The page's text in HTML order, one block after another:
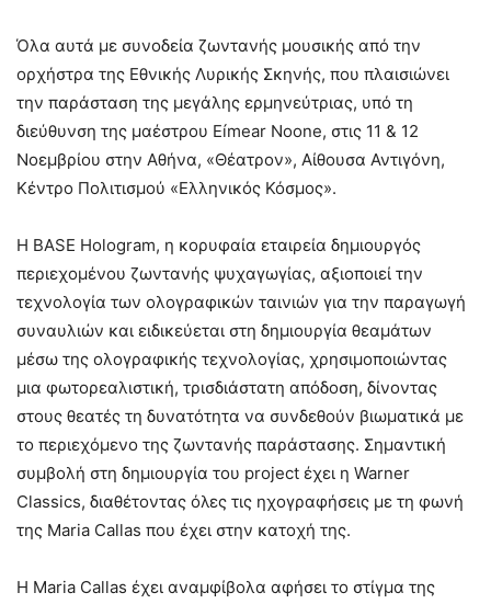
Όλα αυτά με συνοδεία ζωντανής μουσικής από την
ορχήστρα της Εθνικής Λυρικής Σκηνής, που πλαισιώνει
την παράσταση της μεγάλης ερμηνεύτριας, υπό τη
διεύθυνση της μαέστρου Eímear Noone, στις 11 & 12
Νοεμβρίου στην Αθήνα, «Θέατρον», Αίθουσα Αντιγόνη,
Κέντρο Πολιτισμού «Ελληνικός Κόσμος».
H BASE Hologram, η κορυφαία εταιρεία δημιουργός
περιεχομένου ζωντανής ψυχαγωγίας, αξιοποιεί την
τεχνολογία των ολογραφικών ταινιών για την παραγωγή
συναυλιών και ειδικεύεται στη δημιουργία θεαμάτων
μέσω της ολογραφικής τεχνολογίας, χρησιμοποιώντας
μια φωτορεαλιστική, τρισδιάστατη απόδοση, δίνoντας
στους θεατές τη δυνατότητα να συνδεθούν βιωματικά με
το περιεχόμενο της ζωντανής παράστασης. Σημαντική
συμβολή στη δημιουργία του project έχει η Warner
Classics, διαθέτοντας όλες τις ηχογραφήσεις με τη φωνή
της Maria Callas που έχει στην κατοχή της.
Η Maria Callas έχει αναμφίβολα αφήσει το στίγμα της